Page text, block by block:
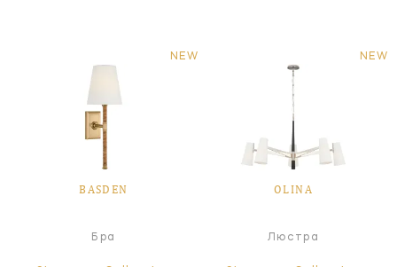
NEW
BASDEN
Бра
NEW
OLINA
Люстра